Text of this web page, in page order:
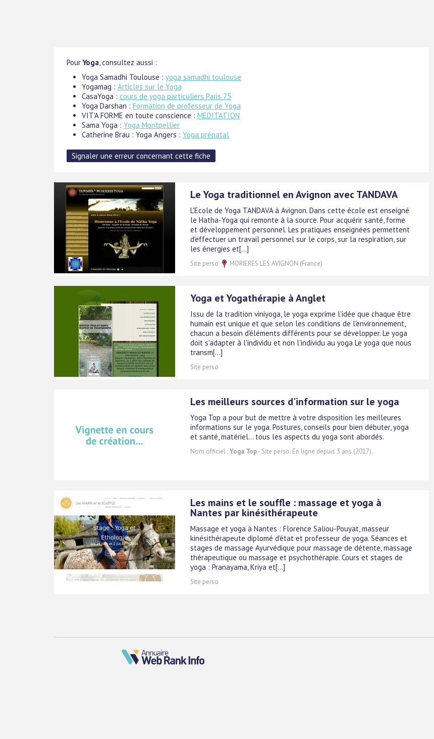
PourYoga , consultez aussi :
Yoga Samadhi Toulouse : yoga samadhi toulouse
Yogamag : Articles sur le Yoga
CasaYoga : cours de yoga particuliers Paris 75
Yoga Darshan : Formation de professeur de Yoga
VIT'A FORME en toute conscience : MEDITATION
Sama Yoga : Yoga Montpellier
Catherine Brau : Yoga Angers : Yoga prénatal
Le Yoga traditionnel en Avignon avec TANDAVA
L'Ecole de Yoga TANDAVA à Avignon. Dans cette école est enseigné
le Hatha-Yoga qui remonte à la source. Pour acquérir santé, forme
et développement personnel. Les pratiques enseignées permettent
d'effectuer un travail personnel sur le corps, sur la respiration, sur
les énergies et[...]
Site perso MORIERES LES AVIGNON (France)
Yoga et Yogathérapie à Anglet
Issu de la tradition viniyoga, le yoga exprime l'idée que chaque être
humain est unique et que selon les conditions de l'environnement,
chacun a besoin d'éléments différents pour se développer. Le yoga
doit s'adapter à l'individu et non l'individu au yoga Le yoga que nous
transm[...]
Site perso
Les meilleurs sources d'information sur le yoga
Yoga Top a pour but de mettre à votre disposition les meilleures
informations sur le yoga. Postures, conseils pour bien débuter, yoga
et santé, matériel... tous les aspects du yoga sont abordés.
Nom officiel :Yoga Top- Site perso. En ligne depuis 3 ans (2017).
Les mains et le souffle : massage et yoga à
Nantes par kinésithérapeute
Massage et yoga à Nantes : Florence Saliou-Pouyat, masseur
kinésithérapeute diplomé d'état et professeur de yoga. Séances et
stages de massage Ayurvédique pour massage de détente, massage
thérapeutique ou massage et psychothérapie. Cours et stages de
yoga : Pranayama, Kriya et[...]
Site perso